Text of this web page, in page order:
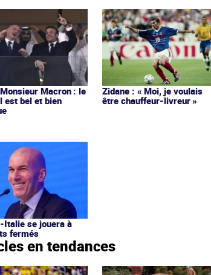
Macron : le
est bel et bien
Zidane : « Moi, je voulais
être chauffeur-livreur »
Italie se jouera à
fermés
en tendances